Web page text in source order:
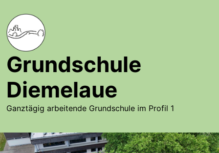
Inhalt
Grundschule
Diemelaue
Ganztägig arbeitende Grundschule im Profil 1